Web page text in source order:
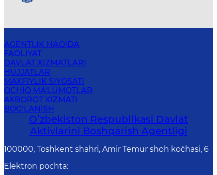
AGENTLIK HAQIDA
FAOLIYAT
DAVLAT XIZMATLARI
HUJJATLAR
MAXFIYLIK SIYOSATI
OCHIQ MA'LUMOTLAR
AXBOROT XIZMATI
BOG‘LANISH
Oʻzbekiston Respublikasi Davlat
Aktivlarini Boshqarish Agentligi
100000, Toshkent shahri, Amir Temur shoh ko`chasi, 6
Elektron pochta: